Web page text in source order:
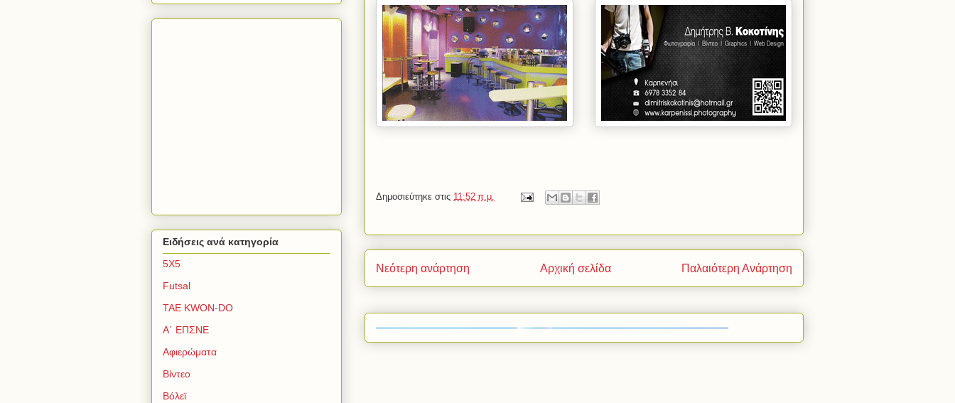
Δημοσιεύτηκε στις 11:52 π.μ.
Νεότερη ανάρτηση Παλαιότερη Ανάρτηση
Αρχική σελίδα
Ειδήσεις ανά κατηγορία
5Χ5
Futsal
TAE KWON-DO
Α΄ ΕΠΣΝΕ
Αφιερώματα
Βίντεο
Βόλεϊ